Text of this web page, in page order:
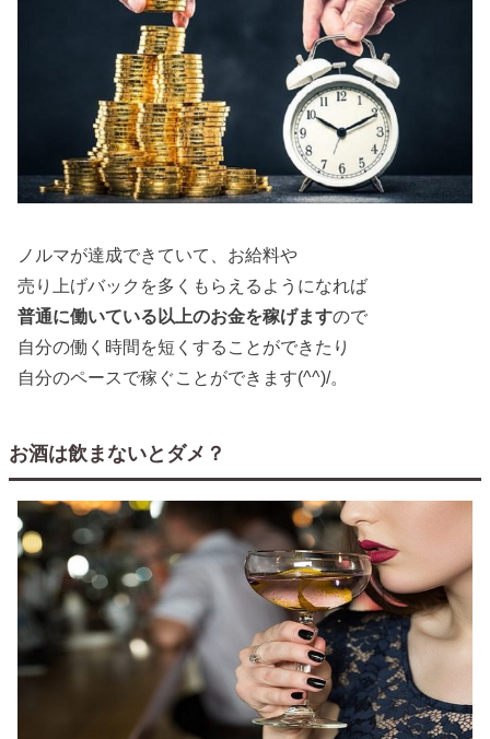
ノルマが達成できていて、お給料や
売り上げバックを多くもらえるようになれば
普通に働いている以上のお金を稼げますので
自分の働く時間を短くすることができたり
自分のペースで稼ぐことができます(^^)/。
お酒は飲まないとダメ？